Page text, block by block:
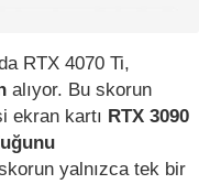
RTX 4070 Ti,
alıyor. Bu skorun
ekran kartı RTX 3090
yalnızca tek bir